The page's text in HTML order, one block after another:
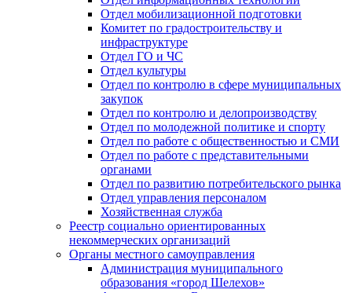
Отдел мобилизационной подготовки
Комитет по градостроительству и
инфраструктуре
Отдел ГО и ЧС
Отдел культуры
Отдел по контролю в сфере муниципальных
закупок
Отдел по контролю и делопроизводству
Отдел по молодежной политике и спорту
Отдел по работе с общественностью и СМИ
Отдел по работе с представительными
органами
Отдел по развитию потребительского рынка
Отдел управления персоналом
Хозяйственная служба
Реестр социально ориентированных
некоммерческих организаций
Органы местного самоуправления
Администрация муниципального
образования «город Шелехов»